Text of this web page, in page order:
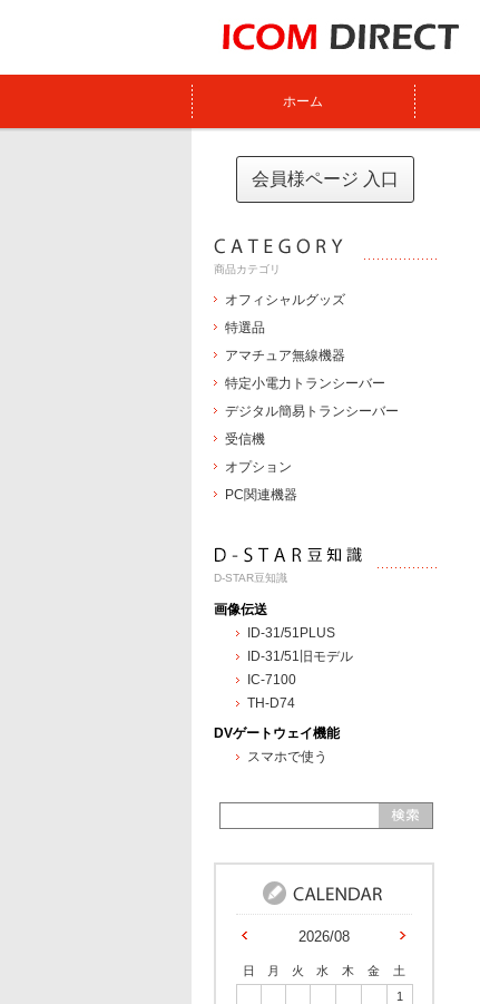
ホーム
会員様ページ 入口
商品カテゴリ
オフィシャルグッズ
特選品
アマチュア無線機器
特定小電力トランシーバー
デジタル簡易トランシーバー
受信機
オプション
PC関連機器
D-STAR豆知識
画像伝送
ID-31/51PLUS
ID-31/51旧モデル
IC-7100
TH-D74
DVゲートウェイ機能
スマホで使う
2026/08
日 月 火 水 木 金
土
1